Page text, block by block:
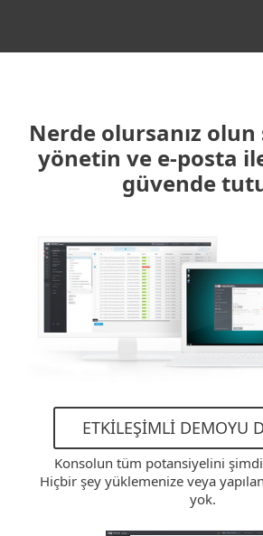
Nerde olursanız olun
yönetin ve e-posta
güvende
ETKILEŞIMLI DEMOYU
Konsolun tüm potansiyelini
Hiçbir şey yüklemenize veya
yok.